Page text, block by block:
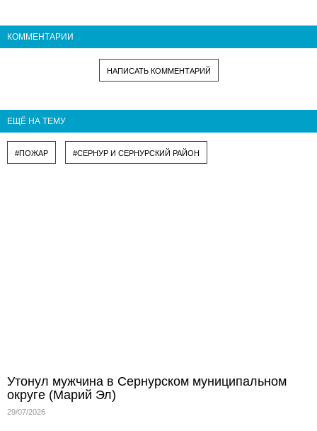
КОММЕНТАРИИ
НАПИСАТЬ КОММЕНТАРИЙ
ЕЩЁ НА ТЕМУ
#ПОЖАР #СЕРНУР И СЕРНУРСКИЙ РАЙОН
Утонул мужчина в Сернурском муниципальном
округе (Марий Эл)
29/07/2026